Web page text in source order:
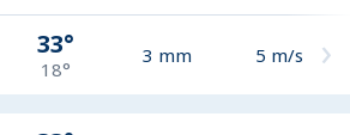
33°
18°
3 mm 5 m/s